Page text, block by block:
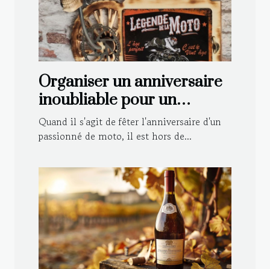
Organiser un anniversaire
inoubliable pour un
motard : astuces et idées
déco
Quand il s'agit de fêter l'anniversaire d'un
passionné de moto, il est hors de...